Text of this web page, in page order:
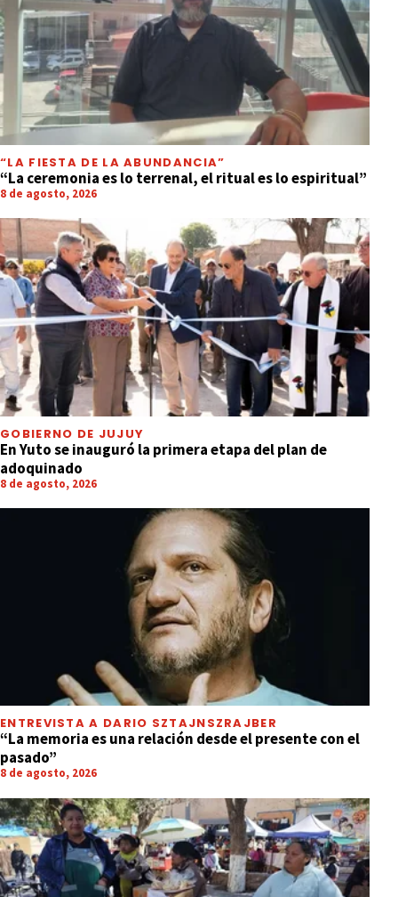
“LA FIESTA DE LA ABUNDANCIA”
“La ceremonia es lo terrenal, el ritual es lo espiritual”
8 de agosto, 2026
GOBIERNO DE JUJUY
En Yuto se inauguró la primera etapa del plan de
adoquinado
8 de agosto, 2026
ENTREVISTA A DARIO SZTAJNSZRAJBER
“La memoria es una relación desde el presente con el
pasado”
8 de agosto, 2026